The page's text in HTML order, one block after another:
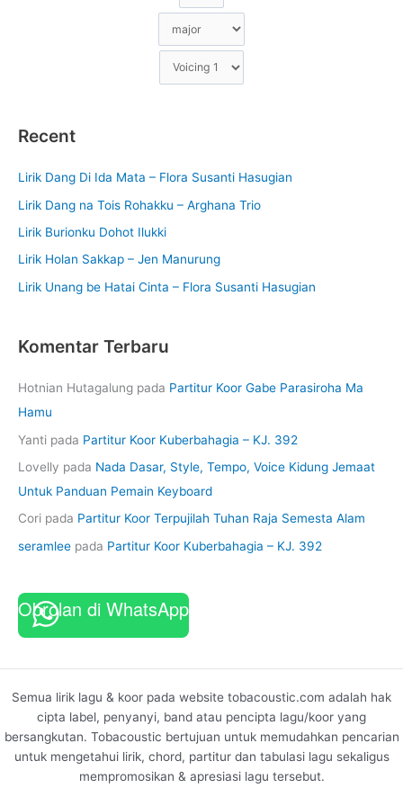
Recent
Lirik Dang Di Ida Mata – Flora Susanti Hasugian
Lirik Dang na Tois Rohakku – Arghana Trio
Lirik Burionku Dohot Ilukki
Lirik Holan Sakkap – Jen Manurung
Lirik Unang be Hatai Cinta – Flora Susanti Hasugian
Komentar Terbaru
Hotnian Hutagalung pada Partitur Koor Gabe Parasiroha Ma
Hamu
Yanti pada Partitur Koor Kuberbahagia – KJ. 392
Lovelly pada Nada Dasar, Style, Tempo, Voice Kidung Jemaat
Untuk Panduan Pemain Keyboard
Cori pada Partitur Koor Terpujilah Tuhan Raja Semesta Alam
seramlee pada Partitur Koor Kuberbahagia – KJ. 392
Obrolan di WhatsApp
Semua lirik lagu & koor pada website tobacoustic.com adalah hak
cipta label, penyanyi, band atau pencipta lagu/koor yang
bersangkutan. Tobacoustic bertujuan untuk memudahkan pencarian
untuk mengetahui lirik, chord, partitur dan tabulasi lagu sekaligus
mempromosikan & apresiasi lagu tersebut.